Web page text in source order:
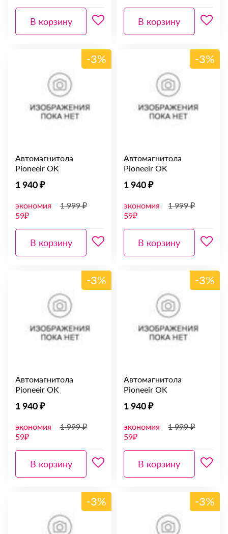
В корзину В корзину
-3%
Автомагнитола
Pioneeir OK
1 940 ₽
экономия
59₽
1 999 ₽
В корзину
-3%
Автомагнитола
Pioneeir OK
1 940 ₽
экономия
59₽
1 999 ₽
В корзину
-3%
Автомагнитола
Pioneeir OK
1 940 ₽
экономия
59₽
1 999 ₽
В корзину
-3%
Автомагнитола
Pioneeir OK
1 940 ₽
экономия
59₽
1 999 ₽
В корзину
-3% -3%